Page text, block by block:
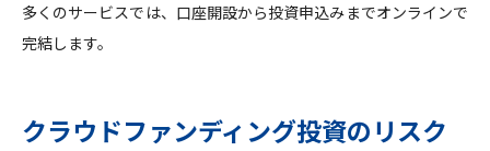
多くのサービスでは、口座開設から投資申込みまでオンラインで
完結します。
クラウドファンディング投資のリスク